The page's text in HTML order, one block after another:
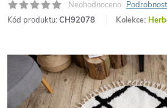
Neohodnoceno
Kód produktu: CH92078 Kolekce: